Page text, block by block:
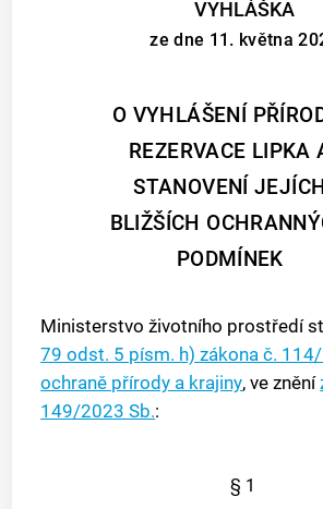
VYHLÁŠKA
ze dne 11. května
O VYHLÁŠENÍ
REZERVACE LIPKA
STANOVENÍ
BLIŽŠÍCH
PODMÍNEK
Ministerstvo životního prostředí
79 odst. 5 písm. h) zákona č.
ochraně přírody a krajiny, ve znění
149/2023 Sb.:
§ 1